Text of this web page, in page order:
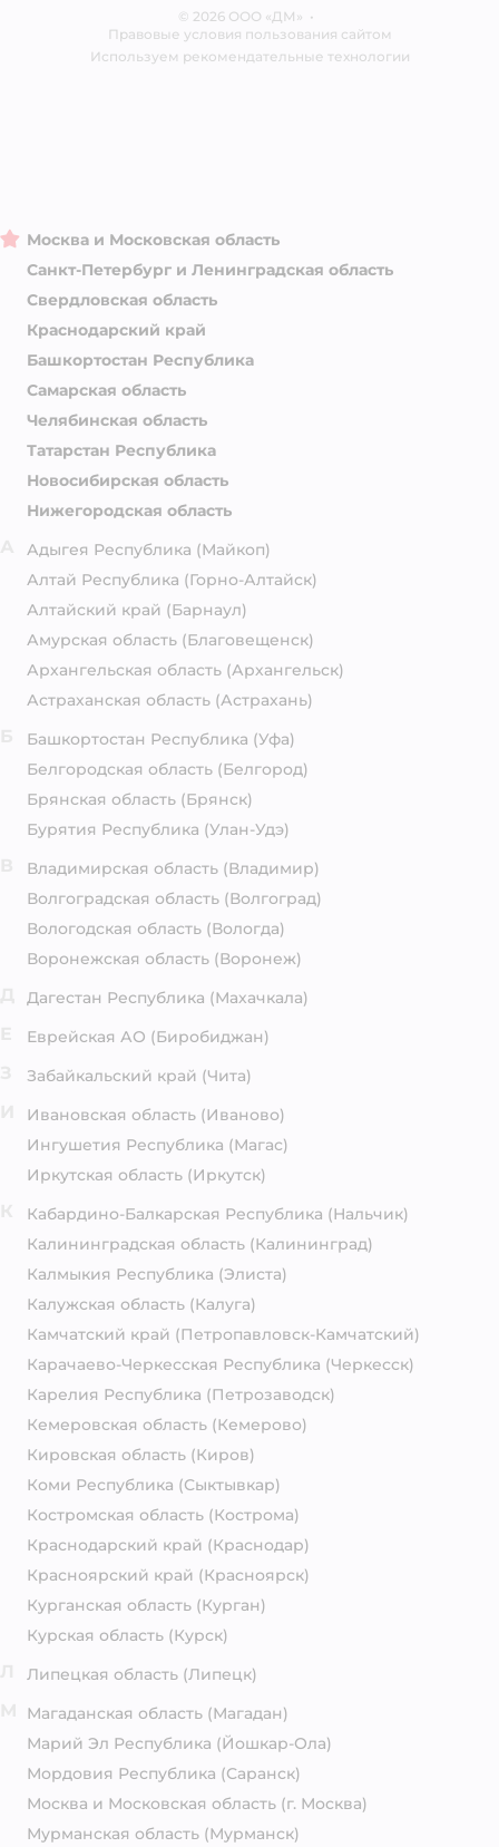
Блог
© 2026 ООО «ДМ» •
Правовые условия пользования сайтом
Используем рекомендательные технологии
Москва и Московская область
Санкт-Петербург и Ленинградская область
Свердловская область
Краснодарский край
Башкортостан Республика
Самарская область
Челябинская область
Татарстан Республика
Новосибирская область
Нижегородская область
Адыгея Республика (Майкоп)
Алтай Республика (Горно-Алтайск)
Алтайский край (Барнаул)
Амурская область (Благовещенск)
Архангельская область (Архангельск)
Астраханская область (Астрахань)
Башкортостан Республика (Уфа)
Белгородская область (Белгород)
Брянская область (Брянск)
Бурятия Республика (Улан-Удэ)
Владимирская область (Владимир)
Волгоградская область (Волгоград)
Вологодская область (Вологда)
Воронежская область (Воронеж)
Дагестан Республика (Махачкала)
Еврейская АО (Биробиджан)
Забайкальский край (Чита)
Ивановская область (Иваново)
Ингушетия Республика (Магас)
Иркутская область (Иркутск)
Кабардино-Балкарская Республика (Нальчик)
Калининградская область (Калининград)
Калмыкия Республика (Элиста)
Калужская область (Калуга)
Камчатский край (Петропавловск-Камчатский)
Карачаево-Черкесская Республика (Черкесск)
Карелия Республика (Петрозаводск)
Кемеровская область (Кемерово)
Кировская область (Киров)
Коми Республика (Сыктывкар)
Костромская область (Кострома)
Краснодарский край (Краснодар)
Красноярский край (Красноярск)
Курганская область (Курган)
Курская область (Курск)
Липецкая область (Липецк)
Магаданская область (Магадан)
Марий Эл Республика (Йошкар-Ола)
Мордовия Республика (Саранск)
Москва и Московская область (г. Москва)
Мурманская область (Мурманск)